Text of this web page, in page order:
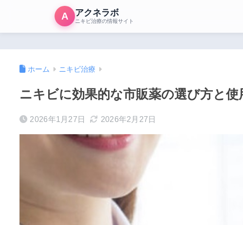
A アクネラボ
ニキビ治療の情報サイト
ホーム ニキビ治療
ニキビに効果的な市販薬の選び方と使
2026年1月27日 2026年2月27日